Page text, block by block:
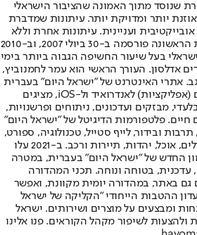
שנוסד מתוך האמונה שהציבור הישראלי
יותר ומדויקת יותר. עיתונות שמדברת
ועניינית. עיתונות אחרת וללא
תשלום. המהדורה המודפסת הראשונה פורסמה ב-30 ביולי 2007, וב-2010
בעל שיעור החשיפה הגבוה ביותר בימי
אדלסון. העורך הראשי הוא עמר לחמנוביץ,
אתרי האינטרנט של "ישראל היום" בעברית
ובאנגלית, כמו כן היישומונים (אפליקציות) לאנדרואיד ול-iOS, מציגים
מבזקים ועדכונים, ניתוחים ופרשנויות,
חיים. פלטפורמות הדיגיטל של "ישראל היום"
ובידור, לייף סטייל, טכנולוגיה, ספורט,
כלכלה וצרכנות, בריאות, חיילים, אוכל, יהדות, תיירות ורכב. ב-2021 עלו
החדש של "ישראל היום" בעברית, במטרה
עדכנית, בטוחה ונוחה. תכני המהדורה
גם באתר, במהדורה יומית מקוונת, ואפשר
ההטבות הייחודי "הקליקה של ישראל
ומבצעים על מוצרים ושירותים. ישראל
ולהצעות לשיפור מקהל הקוראים. פנו אלינו